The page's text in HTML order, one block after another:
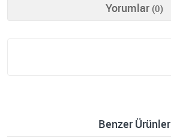
Yorumlar (0)
Benzer Ürünler